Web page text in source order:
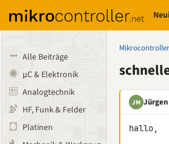
Alle Beiträge
µC & Elektronik
Analogtechnik
HF, Funk & Felder
Platinen
JM Jürgen
hallo,